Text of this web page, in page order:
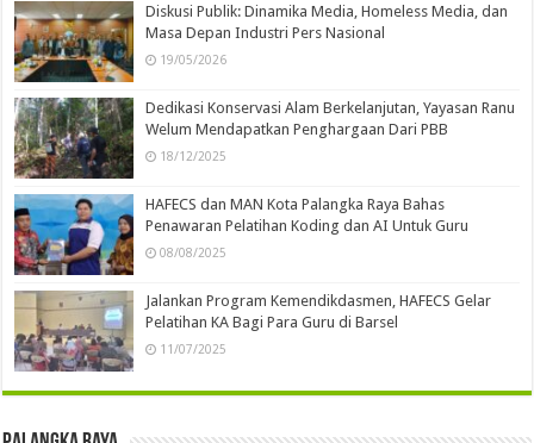
Diskusi Publik: Dinamika Media, Homeless Media, dan
Masa Depan Industri Pers Nasional
19/05/2026
Dedikasi Konservasi Alam Berkelanjutan, Yayasan Ranu
Welum Mendapatkan Penghargaan Dari PBB
18/12/2025
HAFECS dan MAN Kota Palangka Raya Bahas
Penawaran Pelatihan Koding dan AI Untuk Guru
08/08/2025
Jalankan Program Kemendikdasmen, HAFECS Gelar
Pelatihan KA Bagi Para Guru di Barsel
11/07/2025